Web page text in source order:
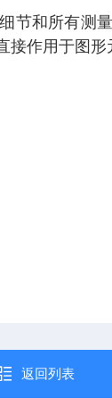
节和所有测
作用于图形
返回列表